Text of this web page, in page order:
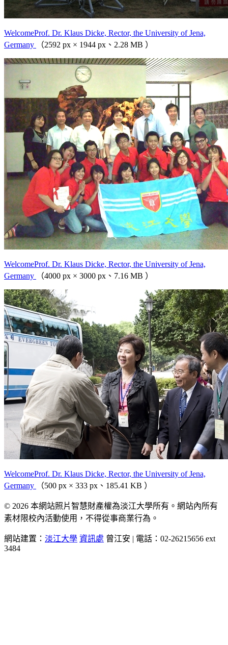
WelcomeProf. Dr. Klaus Dicke, Rector, the University of Jena,
Germany
（2592 px × 1944 px、2.28 MB ）
WelcomeProf. Dr. Klaus Dicke, Rector, the University of Jena,
Germany
（4000 px × 3000 px、7.16 MB ）
WelcomeProf. Dr. Klaus Dicke, Rector, the University of Jena,
Germany
（500 px × 333 px、185.41 KB ）
© 2026 本網站照片智慧財產權為淡江大學所有。網站內所有
素材限校內活動使用，不得從事商業行為。
網站建置： 淡江大學 資訊處 曾江安 | 電話：02-26215656 ext
3484